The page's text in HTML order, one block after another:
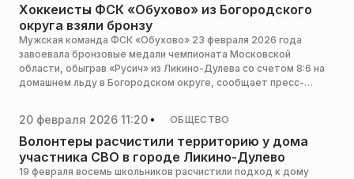
Хоккеисты ФСК «Обухово» из Богородского
округа взяли бронзу
Мужская команда ФСК «Обухово» 23 февраля 2026 года
завоевала бронзовые медали чемпионата Московской
области, обыграв «Русич» из Ликино-Дулева со счетом 8:6 на
домашнем льду в Богородском округе, сообщает пресс-
20 февраля 2026 11:20 ОБЩЕСТВО
Волонтеры расчистили территорию у дома
участника СВО в городе Ликино-Дулево
19 февраля восемь школьников расчистили подход к дому